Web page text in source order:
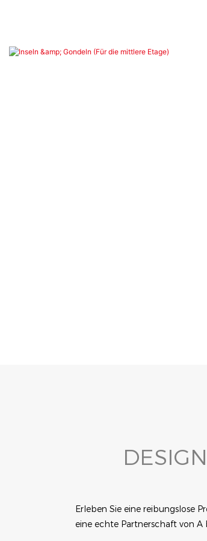
Erleben Sie eine reibungslose
eine echte Partnerschaft von